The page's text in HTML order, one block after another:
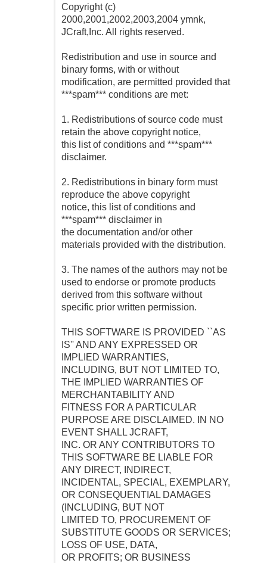
Copyright (c)
2000,2001,2002,2003,2004 ymnk,
JCraft,Inc. All rights reserved.
Redistribution and use in source and
binary forms, with or without
modification, are permitted provided that
***spam*** conditions are met:
1. Redistributions of source code must
retain the above copyright notice,
this list of conditions and ***spam***
disclaimer.
2. Redistributions in binary form must
reproduce the above copyright
notice, this list of conditions and
***spam*** disclaimer in
the documentation and/or other
materials provided with the distribution.
3. The names of the authors may not be
used to endorse or promote products
derived from this software without
specific prior written permission.
THIS SOFTWARE IS PROVIDED ``AS
IS'' AND ANY EXPRESSED OR
IMPLIED WARRANTIES,
INCLUDING, BUT NOT LIMITED TO,
THE IMPLIED WARRANTIES OF
MERCHANTABILITY AND
FITNESS FOR A PARTICULAR
PURPOSE ARE DISCLAIMED. IN NO
EVENT SHALL JCRAFT,
INC. OR ANY CONTRIBUTORS TO
THIS SOFTWARE BE LIABLE FOR
ANY DIRECT, INDIRECT,
INCIDENTAL, SPECIAL, EXEMPLARY,
OR CONSEQUENTIAL DAMAGES
(INCLUDING, BUT NOT
LIMITED TO, PROCUREMENT OF
SUBSTITUTE GOODS OR SERVICES;
LOSS OF USE, DATA,
OR PROFITS; OR BUSINESS